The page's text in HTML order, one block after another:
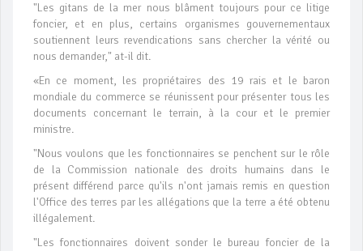
"Les gitans de la mer nous blâment toujours pour ce litige
foncier, et en plus, certains organismes gouvernementaux
soutiennent leurs revendications sans chercher la vérité ou
nous demander," at-il dit.
«En ce moment, les propriétaires des 19 rais et le baron
mondiale du commerce se réunissent pour présenter tous les
documents concernant le terrain, à la cour et le premier
ministre.
"Nous voulons que les fonctionnaires se penchent sur le rôle
de la Commission nationale des droits humains dans le
présent différend parce qu'ils n'ont jamais remis en question
l'Office des terres par les allégations que la terre a été obtenu
illégalement.
"Les fonctionnaires doivent sonder le bureau foncier de la